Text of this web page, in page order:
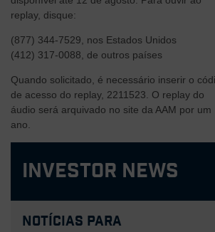
replay, disque:
(877) 344-7529, nos Estados Unidos
(412) 317-0088, de outros países
Quando solicitado, é necessário inserir o
de acesso do replay, 2211523. O replay do
áudio será arquivado no site da AAM por um
ano.
Investor News
Notícias para